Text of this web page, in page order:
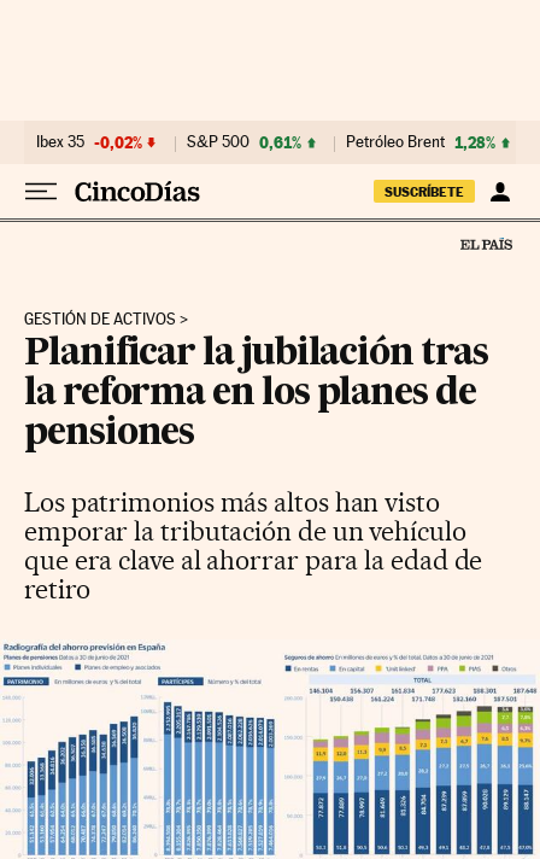
Ibex 35 -0,02% S&P 500 0,61% Petróleo Brent 1,28%
SUSCRÍBETE
GESTIÓN DE ACTIVOS
Planificar la jubilación tras
la reforma en los planes de
pensiones
Los patrimonios más altos han visto
emporar la tributación de un vehículo
que era clave al ahorrar para la edad de
retiro